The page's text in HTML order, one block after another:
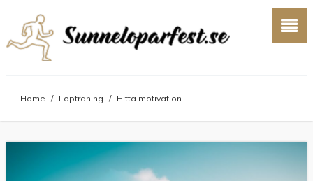
Home / Löpträning / Hitta motivation